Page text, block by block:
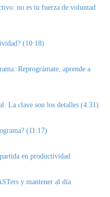
no es tu fuerza de voluntad
(10:18)
Reprográmate, aprende a
La clave son los detalles (4:31)
(11:17)
en productividad
y mantener al día